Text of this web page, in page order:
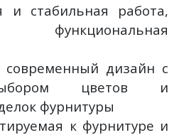
и стабильная работа,
функциональная
дизайн с
цветов и
фурнитуры
к фурнитуре и